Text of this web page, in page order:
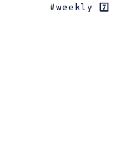
weekly 7️⃣